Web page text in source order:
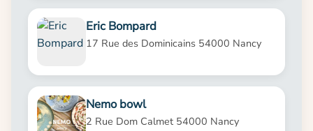
Eric Bompard
17 Rue des Dominicains 54000 Nancy
Nemo bowl
2 Rue Dom Calmet 54000 Nancy